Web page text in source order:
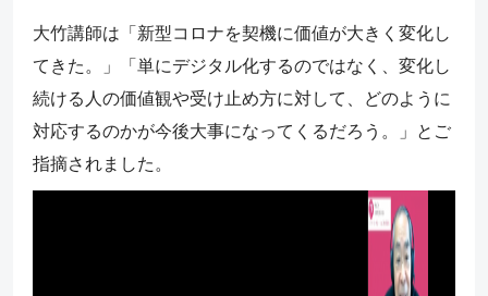
大竹講師は「新型コロナを契機に価値が大きく変化し
てきた。」「単にデジタル化するのではなく、変化し
続ける人の価値観や受け止め方に対して、どのように
対応するのかが今後大事になってくるだろう。」とご
指摘されました。